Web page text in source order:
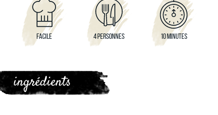
FACILE 4 PERSONNES 10 MINUTES
ingrédients